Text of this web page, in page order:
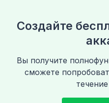
Создайте
Вы получите
сможете